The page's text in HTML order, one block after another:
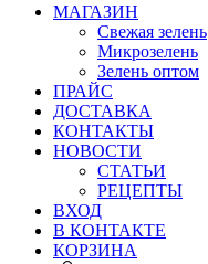
МАГАЗИН
Свежая зелень
Микрозелень
Зелень оптом
ПРАЙС
ДОСТАВКА
КОНТАКТЫ
НОВОСТИ
СТАТЬИ
РЕЦЕПТЫ
ВХОД
В КОНТАКТЕ
КОРЗИНА